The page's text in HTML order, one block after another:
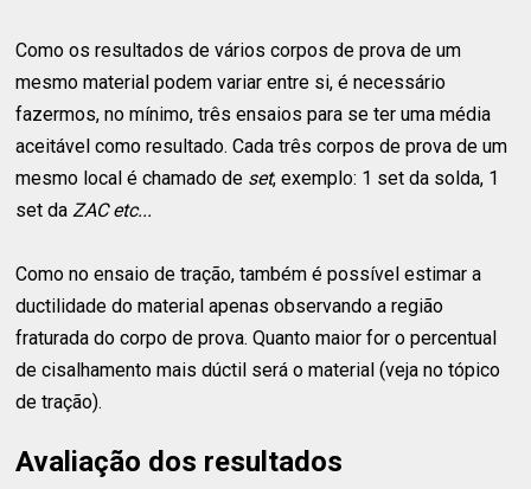
Como os resultados de vários corpos de prova de um
mesmo material podem variar entre si, é necessário
fazermos, no mínimo, três ensaios para se ter uma média
aceitável como resultado. Cada três corpos de prova de um
mesmo local é chamado de set, exemplo: 1 set da solda, 1
set daZAC etc...
Como no ensaio de tração, também é possível estimar a
ductilidade do material apenas observando a região
fraturada do corpo de prova. Quanto maior for o percentual
de cisalhamento mais dúctil será o material (veja no tópico
de tração).
Avaliação dos resultados